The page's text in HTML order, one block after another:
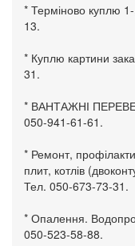
* Терміново куплю
13.
* Куплю картини
31.
* ВАНТАЖНІ
050-941-61-61.
* Ремонт,
плит, котлів
Тел. 050-673-73-31.
* Опалення.
050-523-58-88.